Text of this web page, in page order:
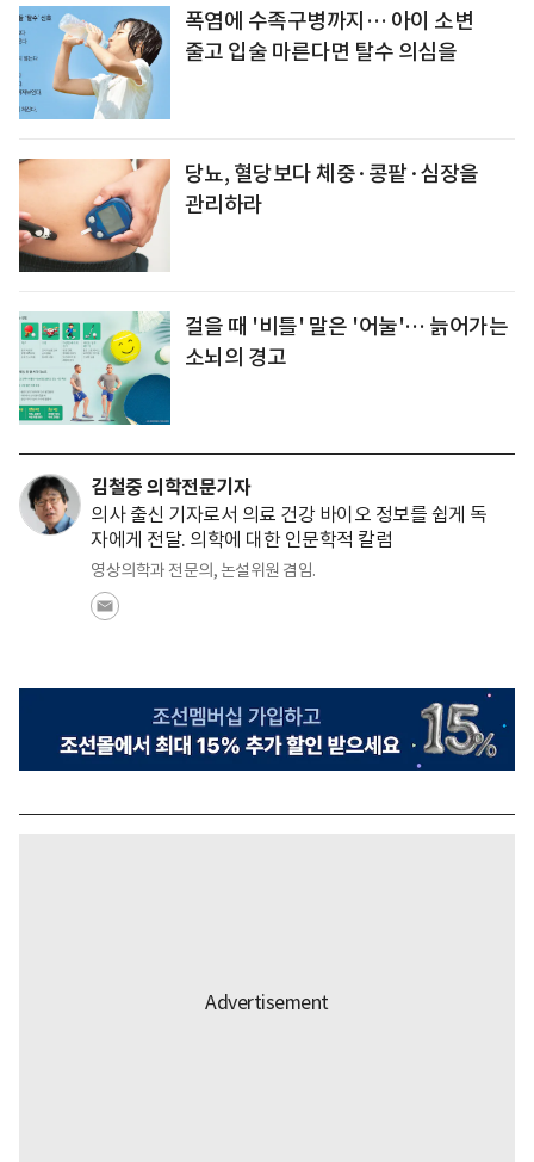
폭염에 수족구병까지… 아이 소변
줄고 입술 마른다면 탈수 의심을
당뇨, 혈당보다 체중·콩팥·심장을
관리하라
걸을 때 '비틀' 말은 '어눌'… 늙어가는
소뇌의 경고
김철중 의학전문기자
의사 출신 기자로서 의료 건강 바이오 정보를 쉽게 독
자에게 전달. 의학에 대한 인문학적 칼럼
영상의학과 전문의, 논설위원 겸임.